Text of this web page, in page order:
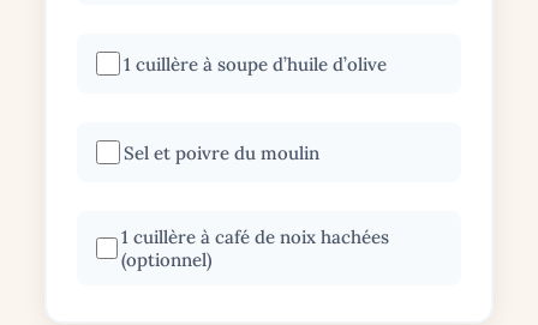
1 cuillère à soupe d’huile d’olive
Sel et poivre du moulin
1 cuillère à café de noix hachées
(optionnel)